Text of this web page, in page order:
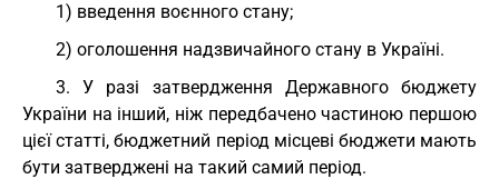
1) введення воєнного стану;
2) оголошення надзвичайного стану в Україні.
3. У разі затвердження Державного бюджету
України на інший, ніж передбачено частиною першою
цієї статті, бюджетний період місцеві бюджети мають
бути затверджені на такий самий період.